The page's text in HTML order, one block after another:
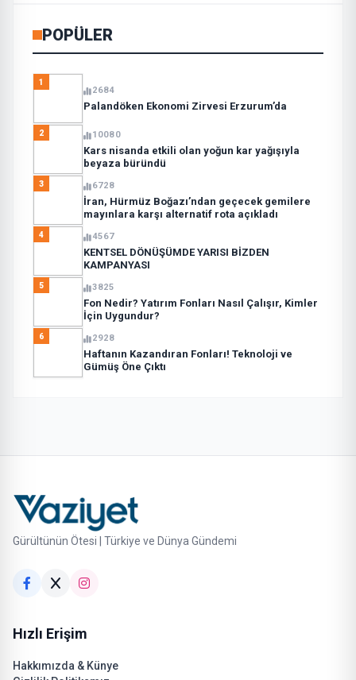
POPÜLER
1
2684
Palandöken Ekonomi Zirvesi Erzurum’da
2 10080
Kars nisanda etkili olan yoğun kar yağışıyla
beyaza büründü
3 6728
İran, Hürmüz Boğazı’ndan geçecek gemilere
mayınlara karşı alternatif rota açıkladı
4 4567
KENTSEL DÖNÜŞÜMDE YARISI BİZDEN
KAMPANYASI
5 3825
Fon Nedir? Yatırım Fonları Nasıl Çalışır, Kimler
İçin Uygundur?
6 2928
Haftanın Kazandıran Fonları! Teknoloji ve
Gümüş Öne Çıktı
Gürültünün Ötesi | Türkiye ve Dünya Gündemi
Hızlı Erişim
Hakkımızda & Künye